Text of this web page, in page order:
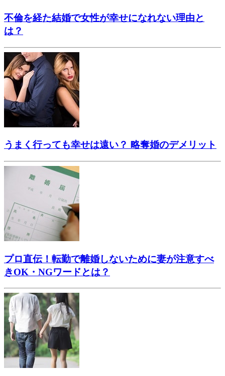
不倫を経た結婚で女性が幸せになれない理由と
は？
うまく行っても幸せは遠い？ 略奪婚のデメリット
プロ直伝！転勤で離婚しないために妻が注意すべ
きOK・NGワードとは？